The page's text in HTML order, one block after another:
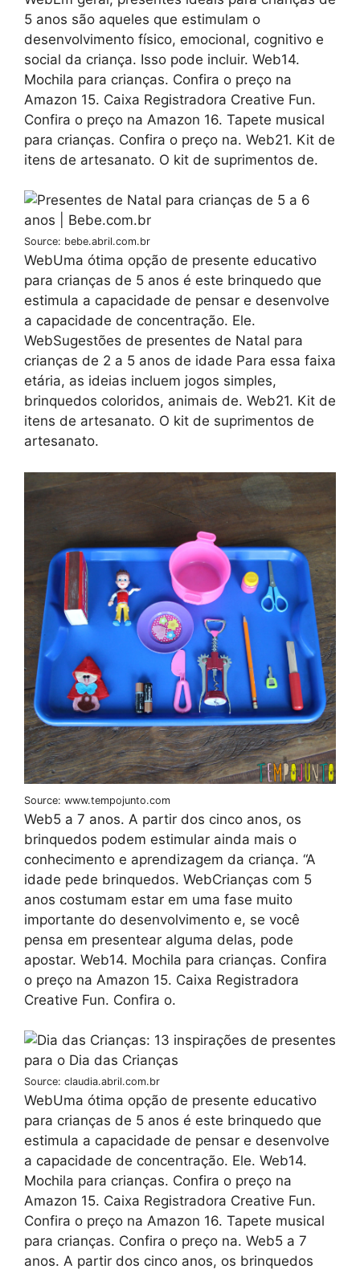
5 anos são aqueles que estimulam o
desenvolvimento físico, emocional, cognitivo e
social da criança. Isso pode incluir. Web14.
Mochila para crianças. Confira o preço na
Amazon 15. Caixa Registradora Creative Fun.
Confira o preço na Amazon 16. Tapete musical
para crianças. Confira o preço na. Web21. Kit de
itens de artesanato. O kit de suprimentos de.
Source: bebe.abril.com.br
WebUma ótima opção de presente educativo
para crianças de 5 anos é este brinquedo que
estimula a capacidade de pensar e desenvolve
a capacidade de concentração. Ele.
WebSugestões de presentes de Natal para
crianças de 2 a 5 anos de idade Para essa faixa
etária, as ideias incluem jogos simples,
brinquedos coloridos, animais de. Web21. Kit de
itens de artesanato. O kit de suprimentos de
artesanato.
Source: www.tempojunto.com
Web5 a 7 anos. A partir dos cinco anos, os
brinquedos podem estimular ainda mais o
conhecimento e aprendizagem da criança. “A
idade pede brinquedos. WebCrianças com 5
anos costumam estar em uma fase muito
importante do desenvolvimento e, se você
pensa em presentear alguma delas, pode
apostar. Web14. Mochila para crianças. Confira
o preço na Amazon 15. Caixa Registradora
Creative Fun. Confira o.
Source: claudia.abril.com.br
WebUma ótima opção de presente educativo
para crianças de 5 anos é este brinquedo que
estimula a capacidade de pensar e desenvolve
a capacidade de concentração. Ele. Web14.
Mochila para crianças. Confira o preço na
Amazon 15. Caixa Registradora Creative Fun.
Confira o preço na Amazon 16. Tapete musical
para crianças. Confira o preço na. Web5 a 7
anos. A partir dos cinco anos, os brinquedos